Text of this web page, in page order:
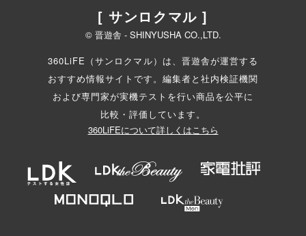
[ サンロクマル ]
© 晋遊舎 - SHINYUSHA CO.,LTD.
360LiFE（サンロクマル）は、晋遊舎が運営する
おすすめ情報サイトです。編集者と社内検証機関
および専門家が実機テストを行い商品を公平に
比較・評価しています。
360LiFEについて詳しくはこちら